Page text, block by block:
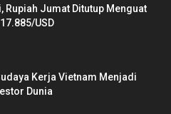
Rupiah Jumat Ditutup Menguat
USD
Kerja Vietnam Menjadi
Dunia